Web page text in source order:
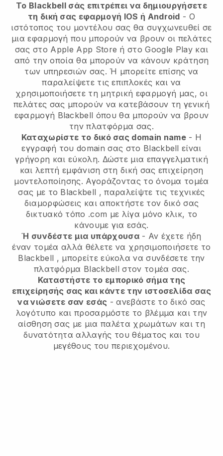
Το Blackbell σάς επιτρέπει να δημιουργήσετε
τη δική σας εφαρμογή IOS ή Android - Ο
ιστότοπος του μοντέλου σας θα συγχωνευθεί σε
μια εφαρμογή που μπορούν να βρουν οι πελάτες
σας στο Apple App Store ή στο Google Play και
από την οποία θα μπορούν να κάνουν κράτηση
των υπηρεσιών σας. Ή μπορείτε επίσης να
παραλείψετε τις επιπλοκές και να
χρησιμοποιήσετε τη μητρική εφαρμογή μας, οι
πελάτες σας μπορούν να κατεβάσουν τη γενική
εφαρμογή Blackbell όπου θα μπορούν να βρουν
την πλατφόρμα σας.
Καταχωρίστε το δικό σας domain name- Η
εγγραφή του domain σας στο Blackbell είναι
γρήγορη και εύκολη. Δώστε μια επαγγελματική
και λεπτή εμφάνιση στη δική σας επιχείρηση
μοντελοποίησης. Αγοράζοντας το όνομα τομέα
σας με το Blackbell , παραλείψτε τις τεχνικές
διαμορφώσεις και αποκτήστε τον δικό σας
δικτυακό τόπο .com με λίγα μόνο κλικ, το
κάνουμε για εσάς.
Ή συνδέστε μια υπάρχουσα- Αν έχετε ήδη
έναν τομέα αλλά θέλετε να χρησιμοποιήσετε το
Blackbell , μπορείτε εύκολα να συνδέσετε την
πλατφόρμα Blackbell στον τομέα σας.
Καταστήστε το εμπορικό σήμα της
επιχείρησής σας και κάντε την ιστοσελίδα σας
να νιώσετε σαν εσάς - ανεβάστε το δικό σας
λογότυπο και προσαρμόστε το βλέμμα και την
αίσθηση σας με μια παλέτα χρωμάτων και τη
δυνατότητα αλλαγής του θέματος και του
μεγέθους του περιεχομένου.